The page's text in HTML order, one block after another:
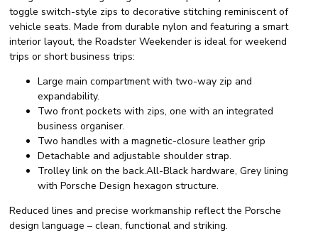
toggle switch-style zips to decorative stitching reminiscent of
vehicle seats. Made from durable nylon and featuring a smart
interior layout, the Roadster Weekender is ideal for weekend
trips or short business trips:
Large main compartment with two-way zip and
expandability.
Two front pockets with zips, one with an integrated
business organiser.
Two handles with a magnetic-closure leather grip
Detachable and adjustable shoulder strap.
Trolley link on the back.All-Black hardware, Grey lining
with Porsche Design hexagon structure.
Reduced lines and precise workmanship reflect the Porsche
design language – clean, functional and striking.